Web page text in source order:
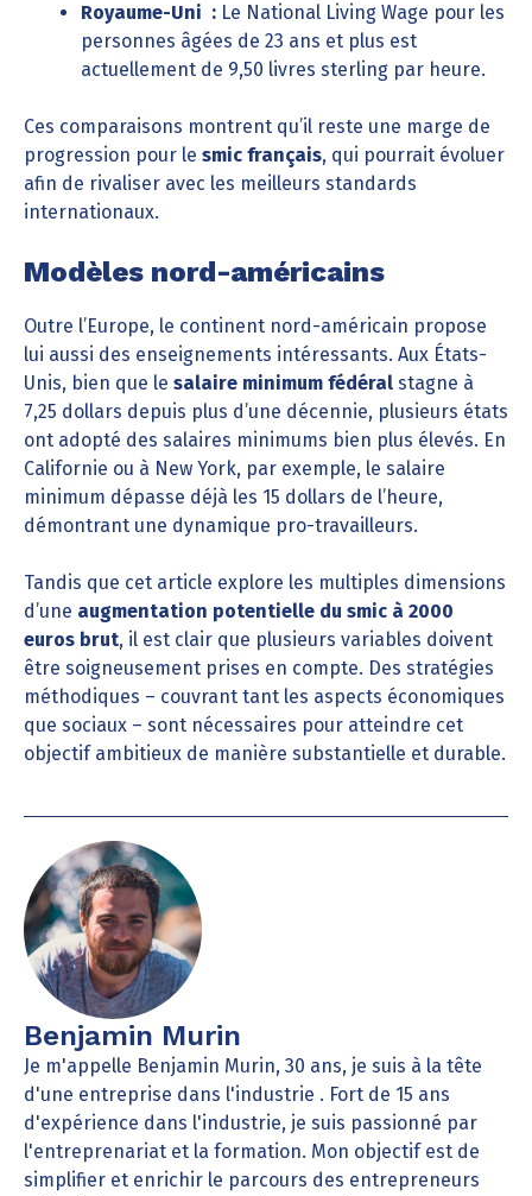
Royaume-Uni : Le National Living Wage pour les
personnes âgées de 23 ans et plus est
actuellement de 9,50 livres sterling par heure.
Ces comparaisons montrent qu’il reste une marge de
progression pour le smic français, qui pourrait évoluer
afin de rivaliser avec les meilleurs standards
internationaux.
Modèles nord-américains
Outre l’Europe, le continent nord-américain propose
lui aussi des enseignements intéressants. Aux États-
Unis, bien que le salaire minimum fédéral stagne à
7,25 dollars depuis plus d’une décennie, plusieurs états
ont adopté des salaires minimums bien plus élevés. En
Californie ou à New York, par exemple, le salaire
minimum dépasse déjà les 15 dollars de l’heure,
démontrant une dynamique pro-travailleurs.
Tandis que cet article explore les multiples dimensions
d’une augmentation potentielle du smic à 2000
euros brut, il est clair que plusieurs variables doivent
être soigneusement prises en compte. Des stratégies
méthodiques – couvrant tant les aspects économiques
que sociaux – sont nécessaires pour atteindre cet
objectif ambitieux de manière substantielle et durable.
Benjamin Murin
Je m'appelle Benjamin Murin, 30 ans, je suis à la tête
d'une entreprise dans l'industrie . Fort de 15 ans
d'expérience dans l'industrie, je suis passionné par
l'entreprenariat et la formation. Mon objectif est de
simplifier et enrichir le parcours des entrepreneurs